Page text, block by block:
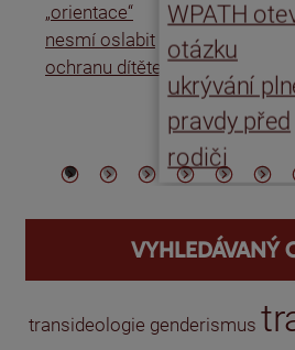
„orientace“
nesmí oslabit
ochranu dítěte
WPATH
otázku
ukrývání
pravdy před
rodiči
VYHLEDÁVANÝ
transideologie genderismus